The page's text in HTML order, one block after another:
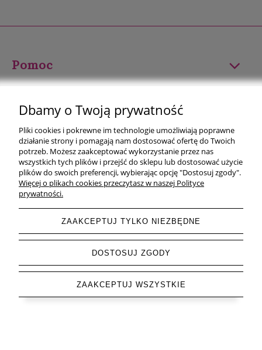
Pomoc
Płatności i dostawa
Informacje
O nas
pokaż pełną wersję strony
Sklep internetowy Shoper.pl
Dbamy o Twoją prywatność
Pliki cookies i pokrewne im technologie umożliwiają poprawne
działanie strony i pomagają nam dostosować ofertę do Twoich
potrzeb. Możesz zaakceptować wykorzystanie przez nas
wszystkich tych plików i przejść do sklepu lub dostosować użycie
plików do swoich preferencji, wybierając opcję "Dostosuj zgody".
Więcej o plikach cookies przeczytasz w naszej Polityce
prywatności.
ZAAKCEPTUJ TYLKO NIEZBĘDNE
DOSTOSUJ ZGODY
ZAAKCEPTUJ WSZYSTKIE